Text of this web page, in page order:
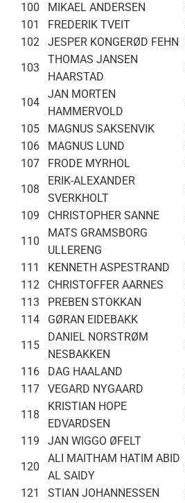
100
MIKAEL ANDERSEN
101
FREDERIK TVEIT
102
JESPER KONGERØD FEHN
103
THOMAS JANSEN
HAARSTAD
104
JAN MORTEN
HAMMERVOLD
105
MAGNUS SAKSENVIK
106
MAGNUS LUND
107
FRODE MYRHOL
108
ERIK-ALEXANDER
SVERKHOLT
109
CHRISTOPHER SANNE
110
MATS GRAMSBORG
ULLERENG
111
KENNETH ASPESTRAND
112
CHRISTOFFER AARNES
113
PREBEN STOKKAN
114
GØRAN EIDEBAKK
115
DANIEL NORSTRØM
NESBAKKEN
116
DAG HAALAND
117
VEGARD NYGAARD
118
KRISTIAN HOPE
EDVARDSEN
119
JAN WIGGO ØFELT
120
ALI MAITHAM HATIM ABID
AL SAIDY
121
STIAN JOHANNESSEN